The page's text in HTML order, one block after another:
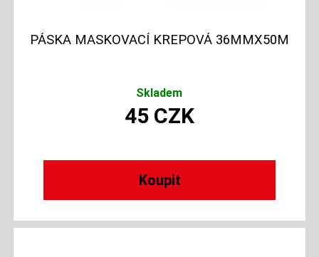
PÁSKA MASKOVACÍ KREPOVÁ 36MMX50M
Skladem
45 CZK